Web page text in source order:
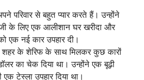
परिवार से बहुत प्यार करते हैं। उन्होंने
के लिए एक आलीशान घर खरीदा और
एक नई कार उपहार दी।
शहर के शेरिफ के साथ मिलकर कुछ कारों
का चेक दिया था। उन्होंने एक बूढ़ी
एक टेस्ला उपहार दिया था।